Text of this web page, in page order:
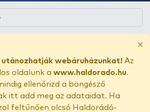
×
utánozhatják webáruházunkat! Az
oldalunk a www.haldorado.hu.
ellenőrizd a böngésző
itt add meg az adataidat. Ha
feltűnően olcsó Haldorádó-